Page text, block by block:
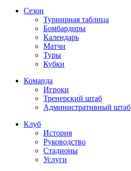
Сезон
Турнирная таблица
Бомбардиры
Календарь
Матчи
Туры
Кубки
Команда
Игроки
Тренерский штаб
Административный штаб
Клуб
История
Руководство
Стадионы
Услуги